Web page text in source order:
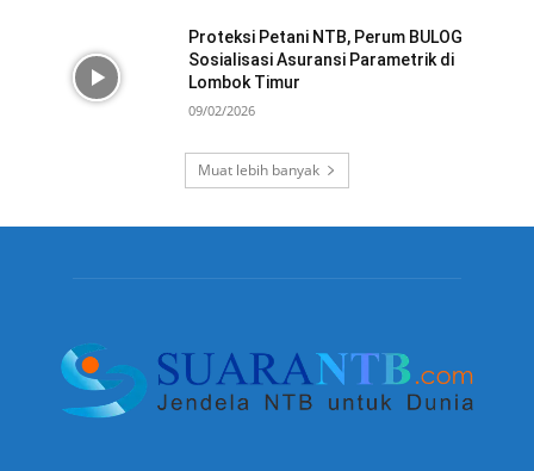
Proteksi Petani NTB, Perum BULOG
Sosialisasi Asuransi Parametrik di
Lombok Timur
09/02/2026
Muat lebih banyak